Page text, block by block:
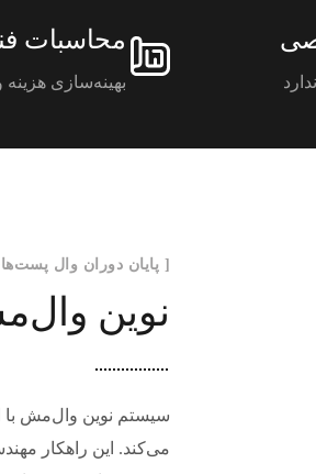
محاسبات
بهینه‌سازی
[ پایان دوران وال
نوین
سیستم نوین وال‌مش با
می‌کند. این راهکار